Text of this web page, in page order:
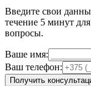
Введите свои
течение 5 минут
вопросы.
Ваше имя:
Ваш телефон:
Получить